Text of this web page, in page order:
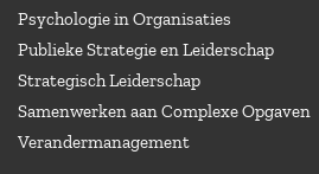
Psychologie in Organisaties
Publieke Strategie en Leiderschap
Strategisch Leiderschap
Samenwerken aan Complexe Opgaven
Verandermanagement